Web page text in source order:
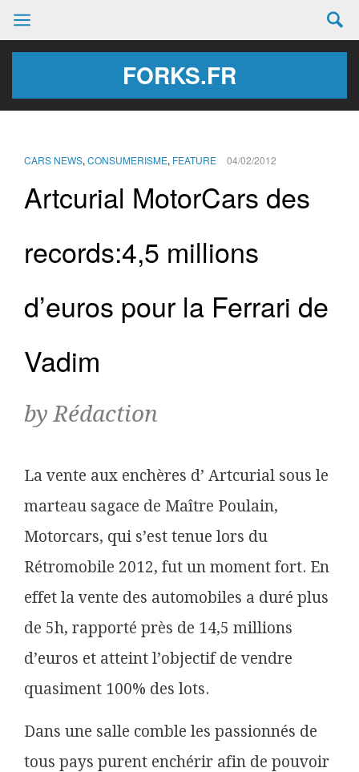
FORKS.FR
CARS NEWS, CONSUMERISME, FEATURE 04/02/2012
Artcurial MotorCars des
records:4,5 millions
d’euros pour la Ferrari de
Vadim
by Rédaction
La vente aux enchères d’ Artcurial sous le
marteau sagace de Maître Poulain,
Motorcars, qui s’est tenue lors du
Rétromobile 2012, fut un moment fort. En
effet la vente des automobiles a duré plus
de 5h, rapporté près de 14,5 millions
d’euros et atteint l’objectif de vendre
quasiment 100% des lots.
Dans une salle comble les passionnés de
tous pays purent enchérir afin de pouvoir